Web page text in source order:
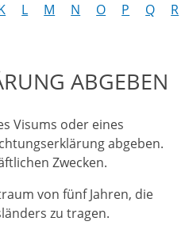
L M N O P Q
R
ABGEBEN
Visums oder eines
abgeben.
Zwecken.
von fünf Jahren, die
zu tragen.